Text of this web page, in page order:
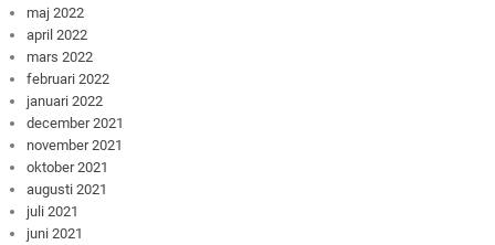
maj 2022
april 2022
mars 2022
februari 2022
januari 2022
december 2021
november 2021
oktober 2021
augusti 2021
juli 2021
juni 2021